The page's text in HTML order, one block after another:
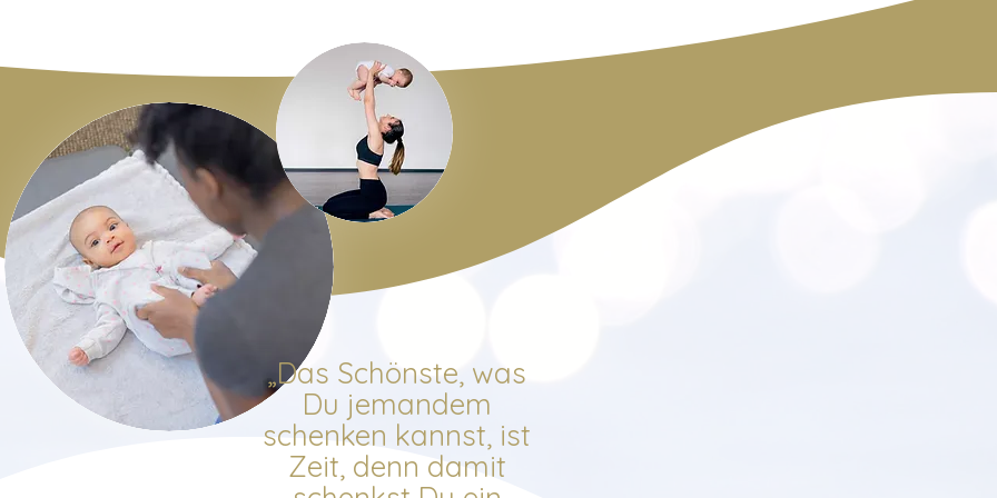
„Das Schönste, was
Du jemandem
schenken kannst, ist
Zeit, denn damit